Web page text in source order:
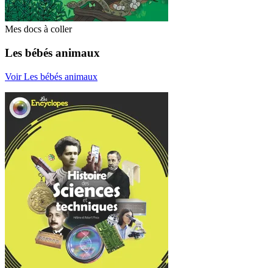
Mes docs à coller
Les bébés animaux
Voir Les bébés animaux